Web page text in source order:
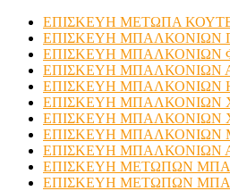
ΕΠΙΣΚΕΥΗ ΜΕΤΩΠΑ
ΕΠΙΣΚΕΥΗ ΜΠΑΛΚΟΝΙΩΝ
ΕΠΙΣΚΕΥΗ ΜΠΑΛΚΟΝΙΩΝ
ΕΠΙΣΚΕΥΗ ΜΠΑΛΚΟΝΙΩΝ
ΕΠΙΣΚΕΥΗ ΜΠΑΛΚΟΝΙΩΝ
ΕΠΙΣΚΕΥΗ ΜΠΑΛΚΟΝΙΩΝ
ΕΠΙΣΚΕΥΗ ΜΠΑΛΚΟΝΙΩΝ
ΕΠΙΣΚΕΥΗ ΜΠΑΛΚΟΝΙΩΝ
ΕΠΙΣΚΕΥΗ ΜΠΑΛΚΟΝΙΩΝ
ΕΠΙΣΚΕΥΗ ΜΕΤΩΠΩΝ
ΕΠΙΣΚΕΥΗ ΜΕΤΩΠΩΝ